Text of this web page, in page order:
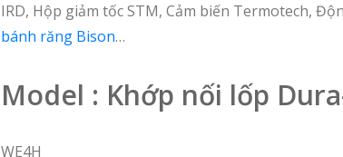
IRD, Hộp giảm tốc STM, Cảm biến Termotech,
bánh răng Bison…
Model : Khớp nối lốp
WE4H